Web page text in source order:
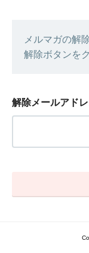
メルマガの解
解除ボタンを
解除メールアド